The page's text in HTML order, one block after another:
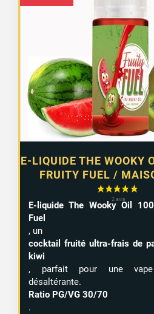
E-LIQUIDE THE WOOKY
FRUITY FUEL /
E-liquide The Wooky Oil
Fuel
, un
cocktail fruité ultra-frais de
kiwi
, parfait pour une
désaltérante.
Ratio PG/VG 30/70
.